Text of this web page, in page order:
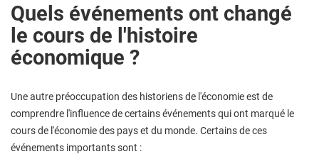
Quels événements ont changé
le cours de l'histoire
économique ?
Une autre préoccupation des historiens de l'économie est de
comprendre l'influence de certains événements qui ont marqué le
cours de l'économie des pays et du monde. Certains de ces
événements importants sont :